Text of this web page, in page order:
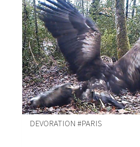
DEVORATION #PARIS